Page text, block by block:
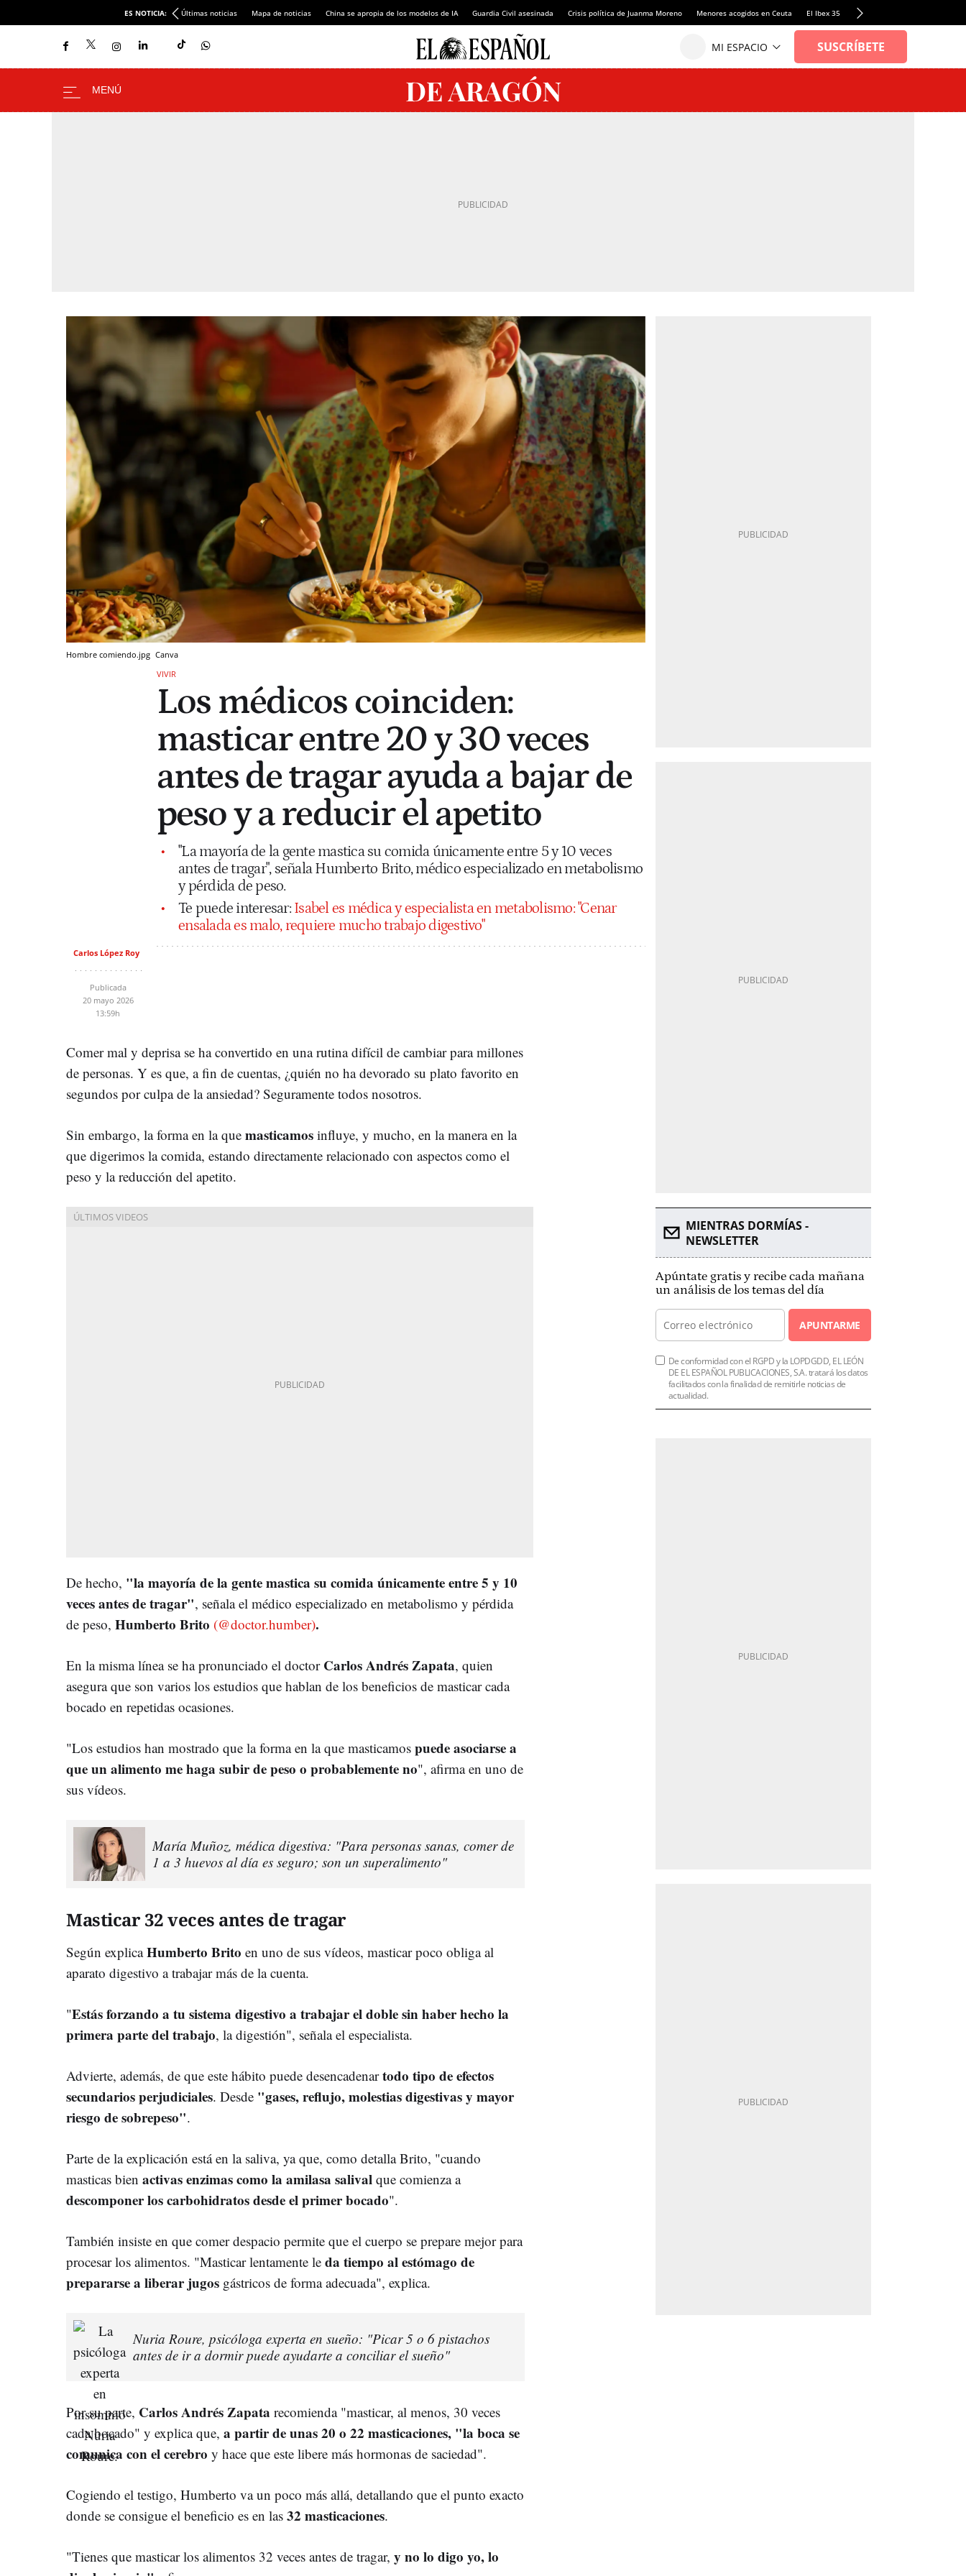
ES NOTICIA: Últimas noticias Mapa de noticias China se apropia de los modelos de IA Guardia Civil asesinada Crisis política de Juanma Moreno Menores acogidos en Ceuta El Ibex 35 Llamadas de alerta Sánchez
Hombre comiendo.jpg Canva
VIVIR
Los médicos coinciden:
masticar entre 20 y 30 veces
antes de tragar ayuda a bajar de
peso y a reducir el apetito
"La mayoría de la gente mastica su comida únicamente entre 5 y 10 veces
antes de tragar", señala Humberto Brito, médico especializado en metabolismo
y pérdida de peso.
Te puede interesar: Isabel es médica y especialista en metabolismo: "Cenar
ensalada es malo, requiere mucho trabajo digestivo"
Carlos López Roy
Publicada
20 mayo 2026
13:59h
Comer mal y deprisa se ha convertido en una rutina difícil de cambiar para millones
de personas. Y es que, a fin de cuentas, ¿quién no ha devorado su plato favorito en
segundos por culpa de la ansiedad? Seguramente todos nosotros.
Sin embargo, la forma en la que masticamos influye, y mucho, en la manera en la
que digerimos la comida, estando directamente relacionado con aspectos como el
peso y la reducción del apetito.
De hecho, "la mayoría de la gente mastica su comida únicamente entre 5 y 10
veces antes de tragar", señala el médico especializado en metabolismo y pérdida
de peso, Humberto Brito (@doctor.humber).
En la misma línea se ha pronunciado el doctor Carlos Andrés Zapata, quien
asegura que son varios los estudios que hablan de los beneficios de masticar cada
bocado en repetidas ocasiones.
"Los estudios han mostrado que la forma en la que masticamos puede asociarse a
que un alimento me haga subir de peso o probablemente no", afirma en uno de
sus vídeos.
María Muñoz, médica digestiva: "Para personas sanas, comer de
1 a 3 huevos al día es seguro; son un superalimento"
Masticar 32 veces antes de tragar
Según explicaHumberto Brito en uno de sus vídeos, masticar poco obliga al
aparato digestivo a trabajar más de la cuenta.
"Estás forzando a tu sistema digestivo a trabajar el doble sin haber hecho la
primera parte del trabajo, la digestión", señala el especialista.
Advierte, además, de que este hábito puede desencadenartodo tipo de efectos
secundarios perjudiciales. Desde "gases, reflujo, molestias digestivas y mayor
riesgo de sobrepeso".
Parte de la explicación está en la saliva, ya que, como detalla Brito, "cuando
masticas bien activas enzimas como la amilasa salival que comienza a
descomponer los carbohidratos desde el primer bocado".
También insiste en que comer despacio permite que el cuerpo se prepare mejor para
procesar los alimentos. "Masticar lentamente le da tiempo al estómago de
prepararse a liberar jugos gástricos de forma adecuada", explica.
Nuria Roure, psicóloga experta en sueño: "Picar 5 o 6 pistachos
antes de ir a dormir puede ayudarte a conciliar el sueño"
Por su parte, Carlos Andrés Zapata recomienda "masticar, al menos, 30 veces
cada bocado" y explica que, a partir de unas 20 o 22 masticaciones, "la boca se
comunica con el cerebro y hace que este libere más hormonas de saciedad".
Cogiendo el testigo, Humberto va un poco más allá, detallando que el punto exacto
donde se consigue el beneficio es en las 32 masticaciones.
"Tienes que masticar los alimentos 32 veces antes de tragar, y no lo digo yo, lo
MIENTRAS DORMÍAS -
NEWSLETTER
Apúntate gratis y recibe cada mañana
un análisis de los temas del día
APUNTARME
De conformidad con el RGPD y la LOPDGDD, EL LEÓN
DE EL ESPAÑOL PUBLICACIONES, S.A. tratará los datos
facilitados con la finalidad de remitirle noticias de
actualidad.